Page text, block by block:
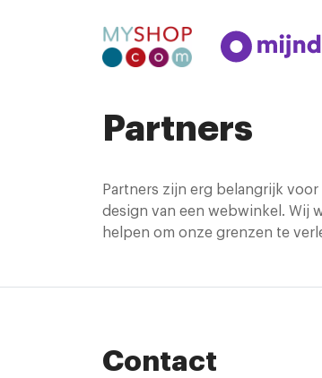
Partners
Partners zijn erg belangrijk
design van een webwinkel. Wij
helpen om onze grenzen te
Contact